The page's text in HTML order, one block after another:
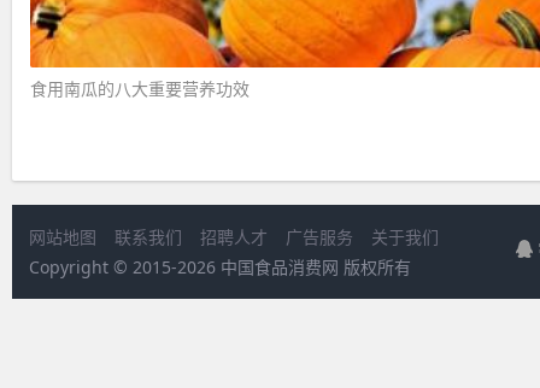
食用南瓜的八大重要营养功效 ​
网站地图 联系我们 招聘人才 广告服务
关于我们
Copyright © 2015-2026 中国食品消费网 版权所有